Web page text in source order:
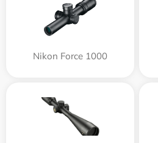
Nikon Force 1000